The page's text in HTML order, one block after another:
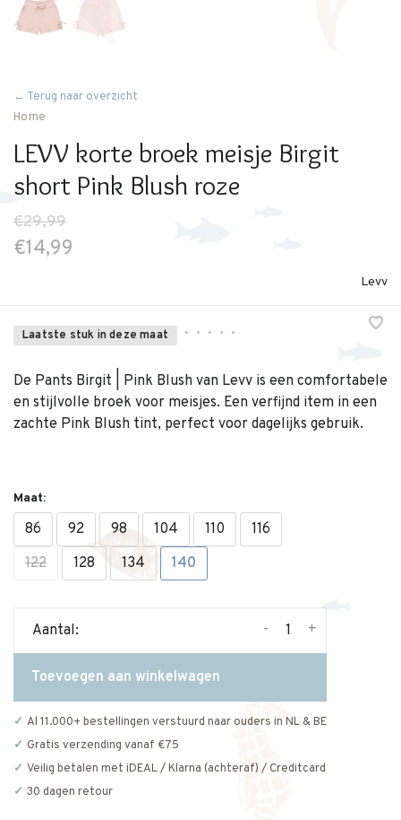
← Terug naar overzicht
Home
LEVV korte broek meisje Birgit
short Pink Blush roze
€29,99
€14,99
Levv
Laatste stuk in deze maat • • • • •
De Pants Birgit | Pink Blush van Levv is een comfortabele
en stijlvolle broek voor meisjes. Een verfijnd item in een
zachte Pink Blush tint, perfect voor dagelijks gebruik.
Maat:
86 92 98 104 110
116
122
128 134 140
Aantal: +
-
Toevoegen aan winkelwagen
Al 11.000+ bestellingen verstuurd naar ouders in NL & BE
Gratis verzending vanaf €75
Veilig betalen met iDEAL / Klarna (achteraf) / Creditcard
30 dagen retour